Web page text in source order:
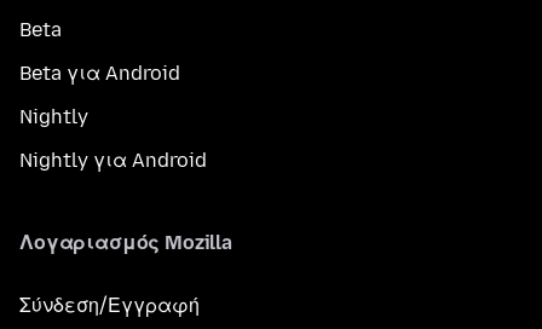
Beta
Beta για Android
Nightly
Nightly για Android
Λογαριασμός Mozilla
Σύνδεση/Εγγραφή